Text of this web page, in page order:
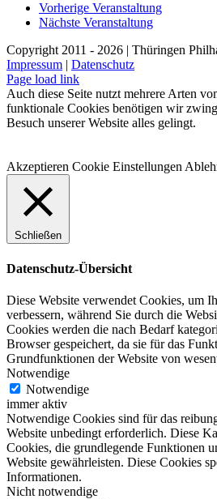
Vorherige Veranstaltung
Nächste Veranstaltung
Copyright 2011 - 2026 | Thüringen
Impressum
Datenschutz
Facebook
Instagram
WhatsApp
YouTube
E-
Mail
Telefon
Page load link
Auch diese Seite nutzt mehrere Arten
funktionale Cookies benötigen wir
Besuch unserer Website alles gelingt.
Akzeptieren Cookie Einstellungen
Schließen
Datenschutz-Übersicht
Diese Website verwendet Cookies, um
verbessern, während Sie durch die
Cookies werden die nach Bedarf
Browser gespeichert, da sie für das
Grundfunktionen der Website von
Notwendige
Notwendige
immer aktiv
Notwendige Cookies sind für das
Website unbedingt erforderlich. Diese
Cookies, die grundlegende Funktionen
Website gewährleisten. Diese Cookies
Informationen.
Nicht notwendige